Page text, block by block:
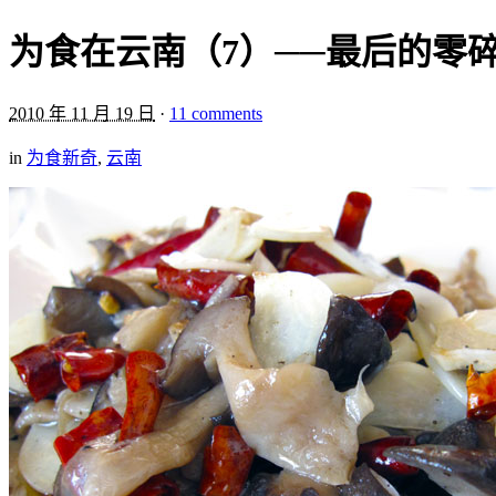
为食在云南（7）──最后的零
2010 年 11 月 19 日 · 11 comments
in 为食新奇, 云南